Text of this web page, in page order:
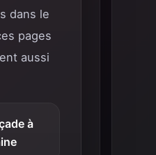
dans le
pages
aussi
à